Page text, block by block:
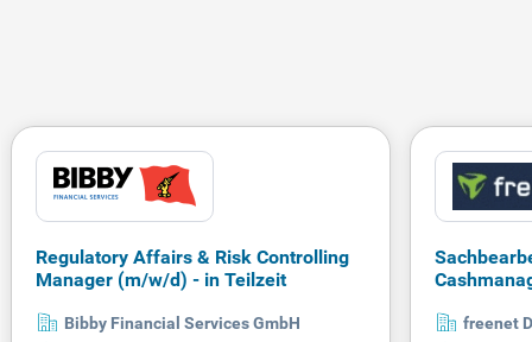
Regulatory Affairs & Risk Controlling
Manager (m/w/d) - in Teilzeit
Bibby Financial Services GmbH
freenet